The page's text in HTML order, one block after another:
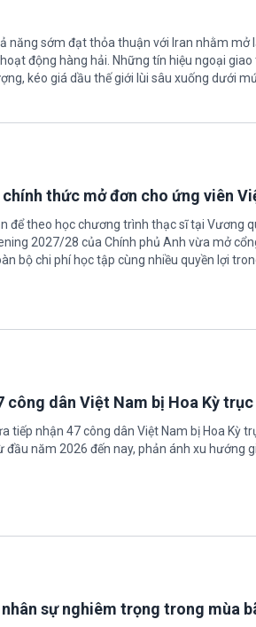
năng sớm đạt thỏa thuận với Iran nhằm mở
động hàng hải. Những tín hiệu ngoại
kéo giá dầu thế giới lùi sâu xuống dưới
thức mở đơn cho ứng viên
để theo học chương trình thạc sĩ tại Vương
2027/28 của Chính phủ Anh vừa mở
bộ chi phí học tập cùng nhiều quyền lợi
công dân Việt Nam bị Hoa Kỳ
tiếp nhận 47 công dân Việt Nam bị Hoa Kỳ
năm 2026 đến nay, phản ánh xu hướng
sự nghiêm trọng trong mùa